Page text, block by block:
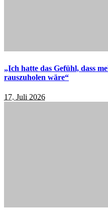
„Ich hatte das Gefühl, dass
rauszuholen wäre“
17. Juli 2026